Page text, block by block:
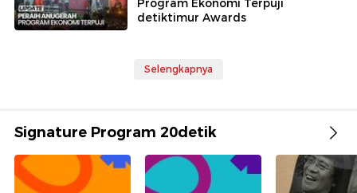
Program Ekonomi Terpuji
detiktimur Awards
Selengkapnya
Signature Program 20detik